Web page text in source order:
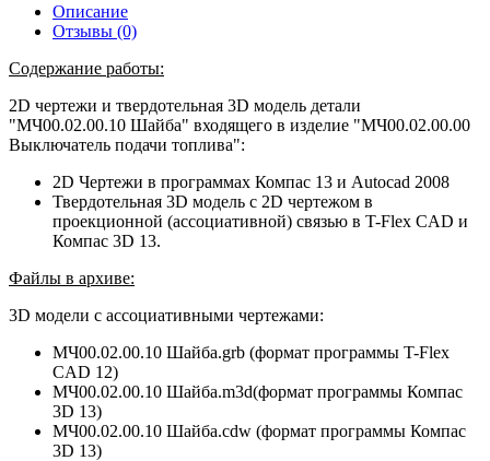
Описание
Отзывы (0)
Содержание работы:
2D чертежи и твердотельная 3D модель детали
"МЧ00.02.00.10 Шайба" входящего в изделие "МЧ00.02.00.00
Выключатель подачи топлива":
2D Чертежи в программах Компас 13 и Autocad 2008
Твердотельная 3D модель с 2D чертежом в
проекционной (ассоциативной) связью в T-Flex CAD и
Компас 3D 13.
Файлы в архиве:
3D модели с ассоциативными чертежами:
МЧ00.02.00.10 Шайба.grb (формат программы T-Flex
CAD 12)
МЧ00.02.00.10 Шайба.m3d(формат программы Компас
3D 13)
МЧ00.02.00.10 Шайба.cdw (формат программы Компас
3D 13)